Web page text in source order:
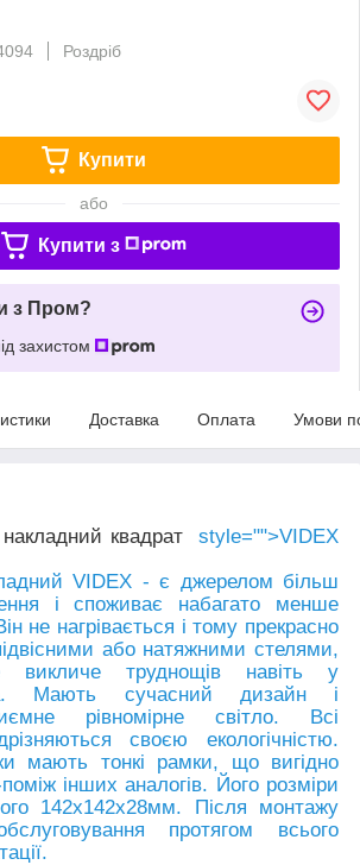
Роздріб
Купити
або
Купити з
з Пром?
захистом
Доставка Оплата Умови
квадрат
style="">VIDEX
VIDEX - є джерелом більш
і споживає набагато менше
не нагрівається і тому прекрасно
або натяжними стелями,
труднощів навіть у
Мають сучасний дизайн і
рівномірне світло. Всі
своєю екологічністю.
мають тонкі рамки, що вигідно
інших аналогів. Його розміри
142x142x28мм. Після монтажу
протягом всього